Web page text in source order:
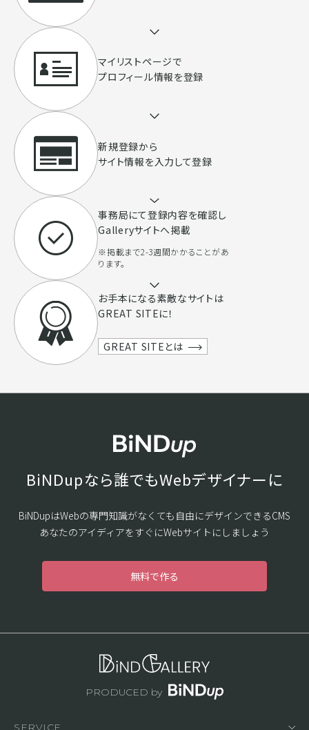
マイリストページで
プロフィール情報を登録
新規登録から
サイト情報を入力して登録
事務局にて登録内容を確認し
Galleryサイトへ掲載
※掲載まで2-3週間かかることがあ
ります。
お手本になる素敵なサイトは
GREAT SITEに！
GREAT SITEとは
BiNDupなら誰でもWebデザイナーに
BiNDupはWebの専門知識がなくても自由にデザインできるCMS
あなたのアイディアをすぐにWebサイトにしましょう
無料で作る
PRODUCED by
SERVICE